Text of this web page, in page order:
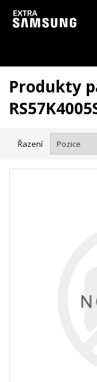
Vzhledem k aktuální
Produkty
Řazení